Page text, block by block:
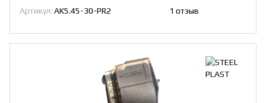
Артикул: AK5.45-30-PR2 1 отзыв